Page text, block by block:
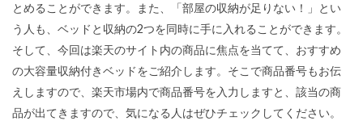
とめることができます。また、「部屋の収納が足りない！」とい
う人も、ベッドと収納の2つを同時に手に入れることができます。
そして、今回は楽天のサイト内の商品に焦点を当てて、おすすめ
の大容量収納付きベッドをご紹介します。そこで商品番号もお伝
えしますので、楽天市場内で商品番号を入力しますと、該当の商
品が出てきますので、気になる人はぜひチェックしてください。